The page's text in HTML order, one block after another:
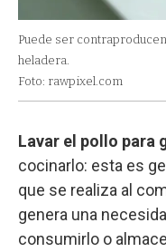
Puede ser
heladera.
Foto: rawpixel.com
Lavar el pollo para
cocinarlo: esta es
que se realiza al
genera una
consumirlo o